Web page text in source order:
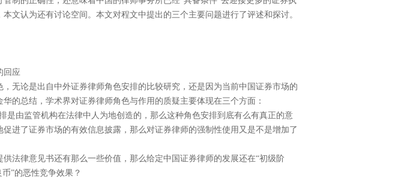
文认为还有讨论空间。本文对程文中提出的三个主要问题进行了评述和探讨。
回应
无论是出自中外证券律师角色安排的比较研究，还是因为当前中国证券市场的
的总结，学术界对证券律师角色与作用的质疑主要体现在三个方面：
是由监管机构在法律中人为地创造的，那么这种角色安排到底有么有真正的意
进了证券市场的有效信息披露，那么对证券律师的强制性使用又是不是增加了
法律意见书还有那么一些价值，那么给定中国证券律师的发展还在“初级阶
”的恶性竞争效果？